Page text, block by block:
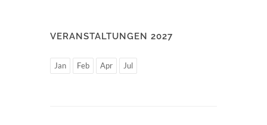
VERANSTALTUNGEN 2027
Jan Feb Apr Jul